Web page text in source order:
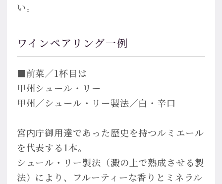
い。
ワインペアリング一例
■前菜／1杯目は
甲州シュール・リー
甲州／シュール・リー製法／白・辛口
宮内庁御用達であった歴史を持つルミエール
を代表する1本。
シュール・リー製法（澱の上で熟成させる製
法）により、フルーティーな香りとミネラル